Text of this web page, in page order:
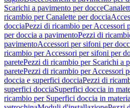
Scarichi a pavimento per docce
ricambio per Canalette per doccia
docciaPezzi di ricambio per Accessori
per doccia a pavimentoPezzi di
pavimentoAccessori per sifoni per
ricambio per Accessori per sifoni per
paretePezzi di ricambio per Scarichi a
paretePezzi di ricambio per Accessori
doccia e superfici docciaPezzi di
superfici docciaSuperfici doccia in
ricambio per Superfici doccia in